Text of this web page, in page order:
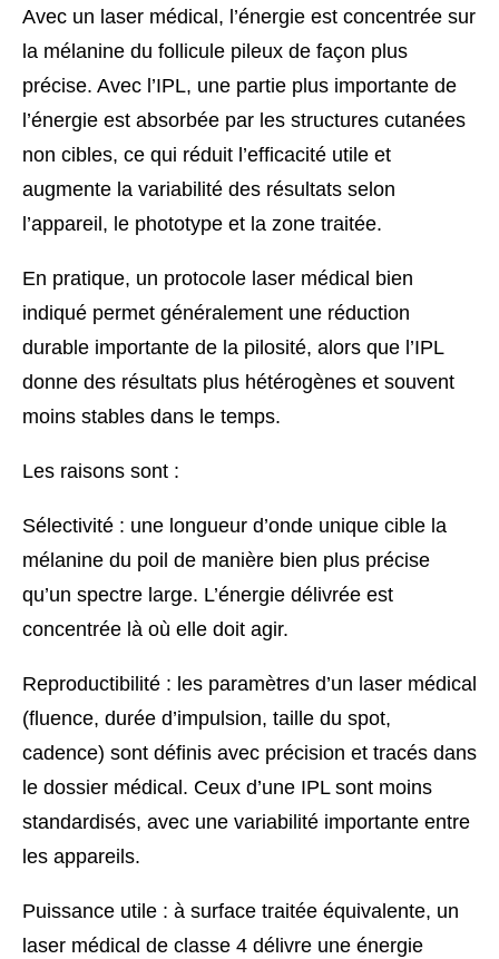
Avec un laser médical, l’énergie est concentrée sur
la mélanine du follicule pileux de façon plus
précise. Avec l’IPL, une partie plus importante de
l’énergie est absorbée par les structures cutanées
non cibles, ce qui réduit l’efficacité utile et
augmente la variabilité des résultats selon
l’appareil, le phototype et la zone traitée.
En pratique, un protocole laser médical bien
indiqué permet généralement une réduction
durable importante de la pilosité, alors que l’IPL
donne des résultats plus hétérogènes et souvent
moins stables dans le temps.
Les raisons sont :
Sélectivité : une longueur d’onde unique cible la
mélanine du poil de manière bien plus précise
qu’un spectre large. L’énergie délivrée est
concentrée là où elle doit agir.
Reproductibilité : les paramètres d’un laser médical
(fluence, durée d’impulsion, taille du spot,
cadence) sont définis avec précision et tracés dans
le dossier médical. Ceux d’une IPL sont moins
standardisés, avec une variabilité importante entre
les appareils.
Puissance utile : à surface traitée équivalente, un
laser médical de classe 4 délivre une énergie